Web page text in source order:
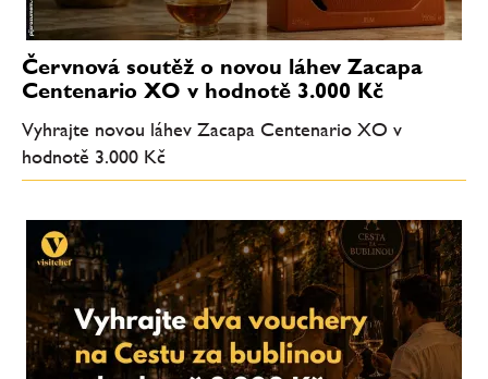
Červnová soutěž o novou láhev Zacapa
Centenario XO v hodnotě 3.000 Kč
Vyhrajte novou láhev Zacapa Centenario XO v
hodnotě 3.000 Kč